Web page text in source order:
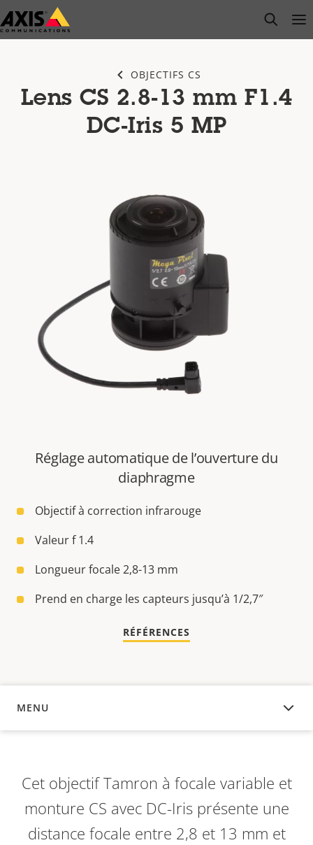
Passer
au
open
OBJECTIFS CS
Lens CS 2.8-13 mm F1.4
DC-Iris 5 MP
Réglage automatique de l’ouverture du
diaphragme
Objectif à correction infrarouge
Valeur f 1.4
Longueur focale 2,8-13 mm
Prend en charge les capteurs jusqu’à 1/2,7″
RÉFÉRENCES
MENU
APERÇU
Cet objectif Tamron à focale variable et
monture CS avec DC-Iris présente une
distance focale entre 2,8 et 13 mm et